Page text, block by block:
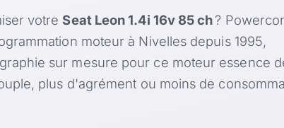
votre Seat Leon 1.4i 16v 85 ch?
moteur à Nivelles depuis 1995,
sur mesure pour ce moteur essence
plus d'agrément ou moins de